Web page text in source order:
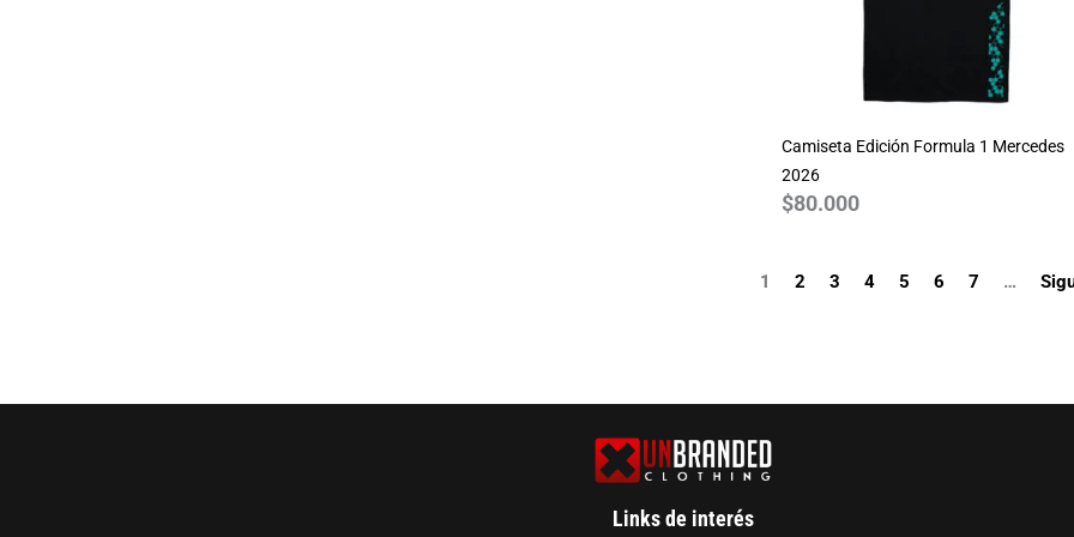
Camiseta Edición Formula 1 Mercedes
2026
$80.000
1 2 3 4 5 6 7 …
Links de interés